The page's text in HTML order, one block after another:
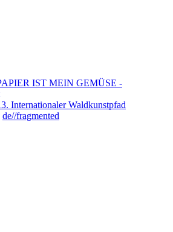
IST MEIN GEMÜSE -
Internationaler Waldkunstpfad
de//fragmented